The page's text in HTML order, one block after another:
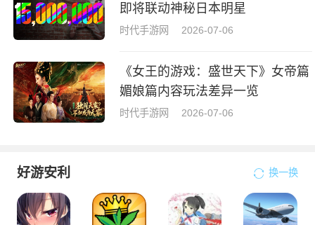
即将联动神秘日本明星
时代手游网 2026-07-06
《女王的游戏：盛世天下》女帝篇
媚娘篇内容玩法差异一览
时代手游网 2026-07-06
好游安利 换一换